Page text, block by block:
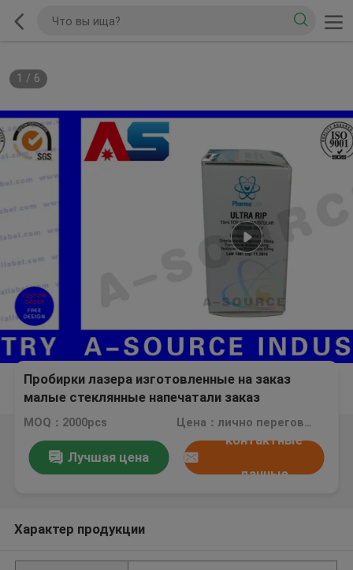
1 / 6
Пробирки лазера изготовленные на заказ
малые стеклянные напечатали заказ
картонных коробок для упаковывать
медицинского соревнования
MOQ：2000pcs Цена：лично переговорить
Лучшая цена
контактные
данные
Характер продукции